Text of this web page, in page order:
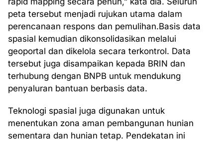
peta tersebut menjadi rujukan utama dalam
perencanaan respons dan pemulihan.Basis data
spasial kemudian dikonsolidasikan melalui
geoportal dan dikelola secara terkontrol. Data
tersebut juga disampaikan kepada BRIN dan
terhubung dengan BNPB untuk mendukung
penyaluran bantuan berbasis data.
Teknologi spasial juga digunakan untuk
menentukan zona aman pembangunan hunian
sementara dan hunian tetap. Pendekatan ini